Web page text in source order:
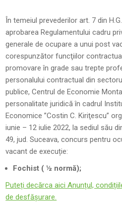
În temeiul prevederilor art. 7 din
aprobarea Regulamentului cadru
generale de ocupare a unui post
corespunzător funcţiilor
promovare în grade sau trepte
personalului contractual din
publice, Centrul de Economie
personalitate juridică în cadrul
Economice ”Costin C. Kiriţescu”
iunie – 12 iulie 2022, la sediul său
49, jud. Suceava, concurs pentru
vacant de execuție:
Fochist ( ½ normă);
Puteți decărca aici Anunțul,
de desfășurare.